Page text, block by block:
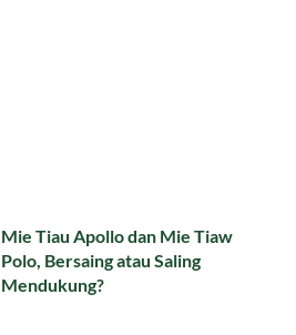
Mie Tiau Apollo dan Mie Tiaw
Polo, Bersaing atau Saling
Mendukung?